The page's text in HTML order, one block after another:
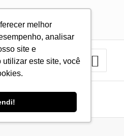
melhor
analisar
site e
utilizar este site, você
11 9.8383-1035